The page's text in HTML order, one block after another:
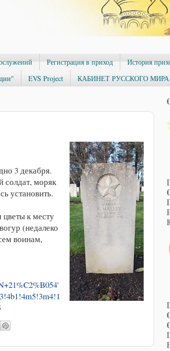
Регистрация в приход История
EVS Project КАБИНЕТ РУССКОГО МИРА
3 декабря.
солдат, моряк
установить.
к месту
(недалеко
воинам,